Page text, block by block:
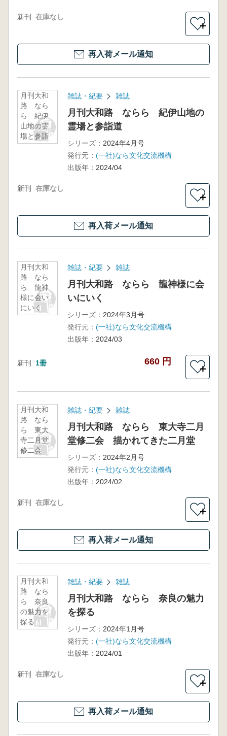
新刊 在庫なし
＋
再入荷メール通知
月刊大和
路 なら
ら 紀伊
山地の霊
場と参詣
道
雑誌・紀要 雑誌
月刊大和路 ならら 紀伊山地の
霊場と参詣道
シリーズ： 2024年4月号
発行元： (一社)なら文化交流機構
出版年： 2024/04
新刊 在庫なし
＋
再入荷メール通知
月刊大和
路 なら
ら 龍神
様に会い
にいく
雑誌・紀要 雑誌
月刊大和路 ならら 龍神様に会
いにいく
シリーズ： 2024年3月号
発行元： (一社)なら文化交流機構
出版年： 2024/03
新刊 1冊 660 円
＋
月刊大和
路 なら
ら 東大
寺二月堂
修二会
描かれて
雑誌・紀要 雑誌
月刊大和路 ならら 東大寺二月
堂修二会 描かれてきた二月堂
シリーズ： 2024年2月号
発行元： (一社)なら文化交流機構
出版年： 2024/02
新刊 在庫なし
＋
再入荷メール通知
月刊大和
路 なら
ら 奈良
の魅力を
探る
雑誌・紀要 雑誌
月刊大和路 ならら 奈良の魅力
を探る
シリーズ： 2024年1月号
発行元： (一社)なら文化交流機構
出版年： 2024/01
新刊 在庫なし
＋
再入荷メール通知